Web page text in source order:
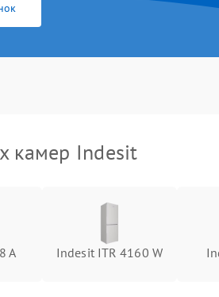
камер Indesit
A Indesit ITR 4160 W